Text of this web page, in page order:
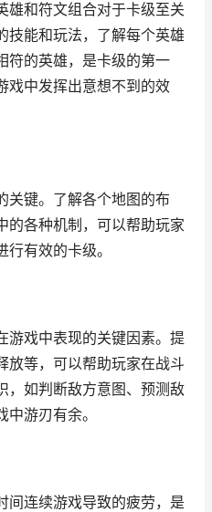
雄和符文组合对于卡级至关
技能和玩法，了解每个英雄
符的英雄，是卡级的第一
戏中发挥出意想不到的效
关键。了解各个地图的布
的各种机制，可以帮助玩家
有效的卡级。
游戏中表现的关键因素。提
放等，可以帮助玩家在战斗
，如判断敌方意图、预测敌
游刃有余。
间连续游戏导致的疲劳，是